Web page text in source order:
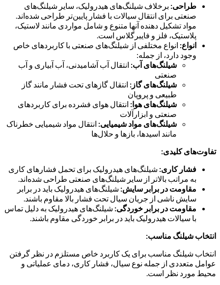
طراحی: برخلاف شیلنگ‌های هیدرولیک، سایر شیلنگ‌های
صنعتی برای انتقال سیالات با فشار پایین‌تر طراحی شده‌اند.
مواد تشکیل دهنده آنها متنوع و شامل مواردی مانند لاستیک،
پلاستیک، فلز و فایبرگلاس است.
انواع: انواع مختلفی از شیلنگ‌های صنعتی با کاربردهای خاص
وجود دارد، از جمله:
شیلنگ‌های آب: انتقال آب آشامیدنی، آب آبیاری و آب
صنعتی
شیلنگ‌های گاز: انتقال گازهای تحت فشار مانند گاز
طبیعی و پروپان
شیلنگ‌های هوا: انتقال هوای فشرده برای کاربردهای
صنعتی و ابزارآلات
شیلنگ‌های مواد شیمیایی: انتقال مواد شیمیایی خطرناک
مانند اسیدها، بازها و حلال‌ها
تفاوت‌های کلیدی:
فشار کاری: شیلنگ‌های هیدرولیک برای تحمل فشارهای کاری
به مراتب بالاتر از سایر شیلنگ‌های صنعتی طراحی شده‌اند.
مقاومت در برابر سایش: شیلنگ‌های هیدرولیک باید در برابر
سایش ناشی از جریان سیال تحت فشار بالا مقاوم باشند.
مقاومت در برابر خوردگی: شیلنگ‌های هیدرولیک به دلیل تماس
با سیالات هیدرولیک باید در برابر خوردگی مقاوم باشند.
انتخاب شیلنگ مناسب:
انتخاب شیلنگ مناسب برای یک کاربرد خاص مستلزم در نظر گرفتن
عوامل متعددی از جمله نوع سیال، فشار کاری، دمای عملیاتی و
محیط مورد نظر است.